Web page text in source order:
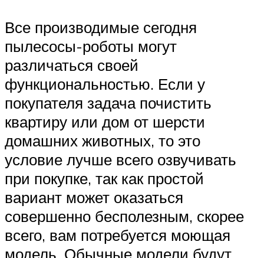
Все производимые сегодня
пылесосы-роботы могут
различаться своей
функциональностью. Если у
покупателя задача почистить
квартиру или дом от шерсти
домашних животных, то это
условие лучше всего озвучивать
при покупке, так как простой
вариант может оказаться
совершенно бесполезным, скорее
всего, вам потребуется моющая
модель. Обычные модели будут